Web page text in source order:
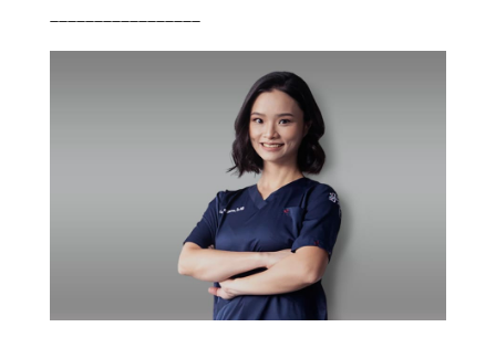
_________________